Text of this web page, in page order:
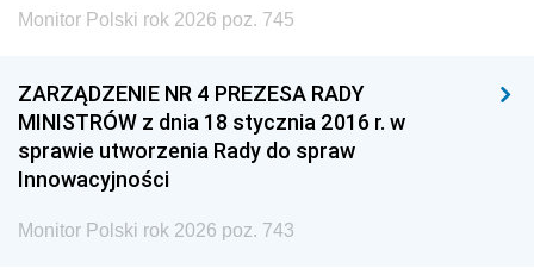
Monitor Polski rok 2026 poz. 745
ZARZĄDZENIE NR 4 PREZESA RADY
MINISTRÓW z dnia 18 stycznia 2016 r. w
sprawie utworzenia Rady do spraw
Innowacyjności
Monitor Polski rok 2026 poz. 743